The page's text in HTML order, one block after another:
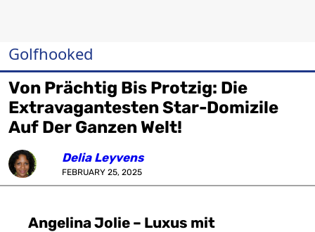
Golfhooked
Von Prächtig Bis Protzig: Die
Extravagantesten Star-Domizile
Auf Der Ganzen Welt!
Delia Leyvens
FEBRUARY 25, 2025
Angelina Jolie – Luxus mit